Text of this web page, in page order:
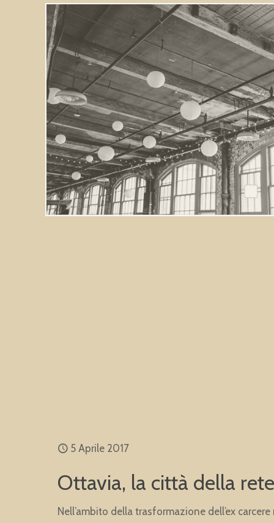
5 Aprile 2017
Ottavia, la città della
Nell’ambito della trasformazione dell’ex